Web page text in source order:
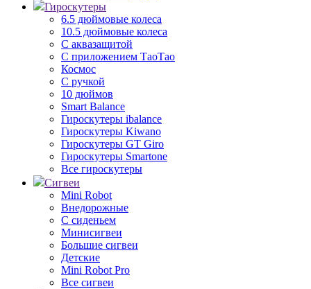
Гироскутеры
6.5 дюймовые колеса
10.5 дюймовые колеса
С аквазащитой
С приложением ТаоТао
Космос
С ручкой
10 дюймов
Smart Balance
Гироскутеры ibalance
Гироскутеры Kiwano
Гироскутеры GT Giro
Гироскутеры Smartone
Все гироскутеры
Сигвеи
Mini Robot
Внедорожные
С сиденьем
Минисигвеи
Большие сигвеи
Детские
Mini Robot Pro
Все сигвеи